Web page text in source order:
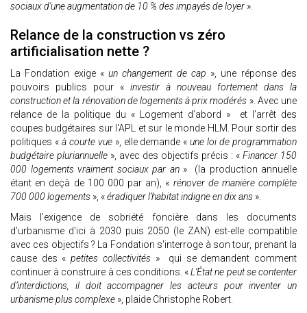
sociaux d'une augmentation de 10 % des impayés de loyer ».
Relance de la construction vs zéro
artificialisation nette ?
La Fondation exige «un changement de cap », une réponse des
pouvoirs publics pour « investir à nouveau fortement dans la
construction et la rénovation de logements à prix modérés ». Avec une
relance de la politique du « Logement d’abord » et l'arrêt des
coupes budgétaires sur l'APL et sur le monde HLM. Pour sortir des
politiques «à courte vue», elle demande « une loi de programmation
budgétaire pluriannuelle », avec des objectifs précis : « Financer 150
000 logements vraiment sociaux par an » (la production annuelle
étant en deçà de 100 000 par an), « rénover de manière complète
700 000 logements », «éradiquer l’habitat indigne en dix ans ».
Mais l'exigence de sobriété foncière dans les documents
d'urbanisme d'ici à 2030 puis 2050 (le ZAN) est-elle compatible
avec ces objectifs ? La Fondation s'interroge à son tour, prenant la
cause des « petites collectivités » qui se demandent comment
continuer à construire à ces conditions. «L’État ne peut se contenter
d’interdictions, il doit accompagner les acteurs pour inventer un
urbanisme plus complexe », plaide Christophe Robert.